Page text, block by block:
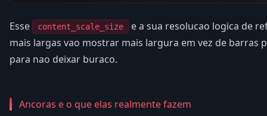
Esse content_scale_size
e a sua resolucao logica de
mais largas vao mostrar mais largura em vez de barras
para nao deixar buraco.
Ancoras e o que elas realmente fazem